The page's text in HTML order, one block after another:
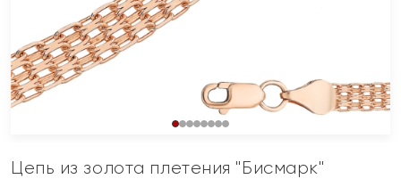
Цепь из золота плетения "Бисмарк"